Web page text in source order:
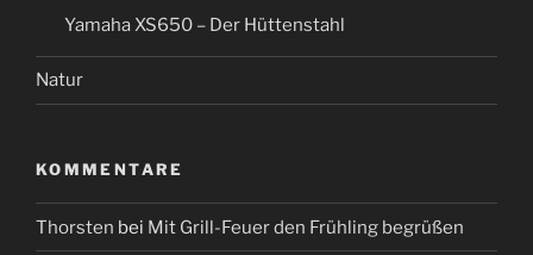
Yamaha XS650 – Der Hüttenstahl
Natur
KOMMENTARE
Thorsten bei Mit Grill-Feuer den Frühling begrüßen